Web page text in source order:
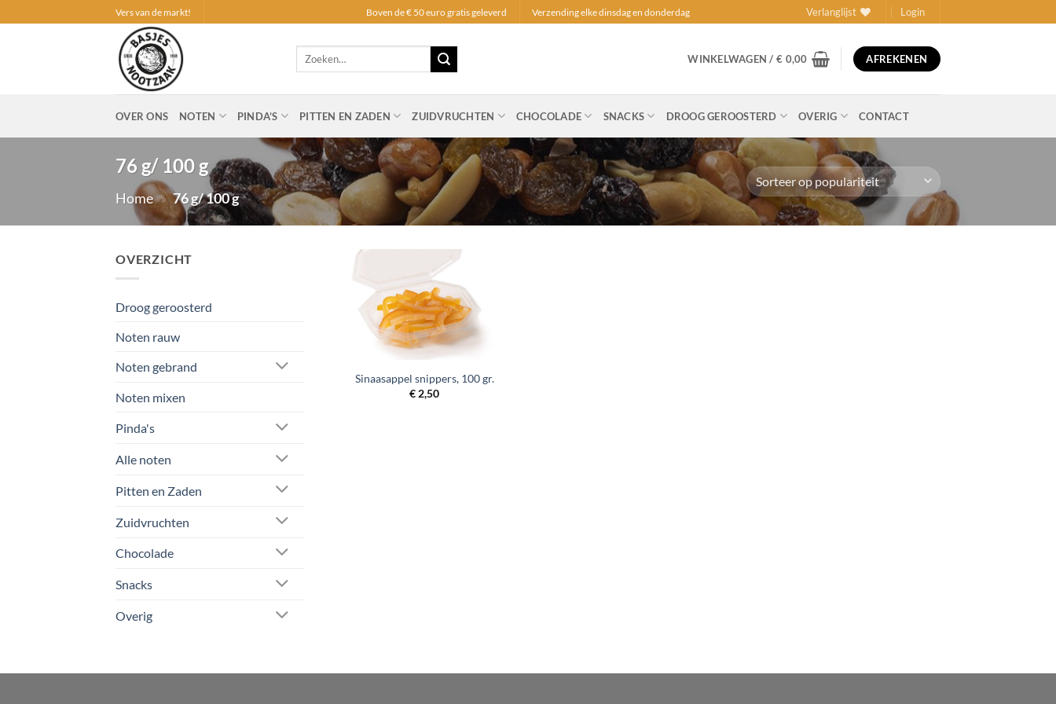
naar
Vers van de markt! Boven de € 50 euro gratis geleverd Verzending elke dinsdag en donderdag Verlanglijst Login
Zoeken
WINKELWAGEN / € 0,00 AFREKENEN
OVER ONS NOTEN PINDA’S PITTEN EN ZADEN ZUIDVRUCHTEN CHOCOLADE SNACKS DROOG GEROOSTERD OVERIG CONTACT
76 g/ 100 g
Home » 76 g/ 100 g
OVERZICHT
Droog geroosterd
Noten rauw
Noten gebrand
Noten mixen
Pinda's
Alle noten
Pitten en Zaden
Zuidvruchten
Chocolade
Snacks
Overig
Toevoegen
verlanglijst
Sinaasappel snippers, 100 gr.
€ 2,50